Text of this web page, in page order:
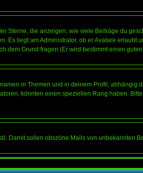
Sterne, die anzeigen, wie viele Beiträge du
liegt am Administrator, ob er Avatare
dem Grund fragen (Er wird bestimmt einen
in Themen und in deinem Profil, abhängig
könnten einen speziellen Rang haben.
Damit sollen obszöne Mails von unbekannten